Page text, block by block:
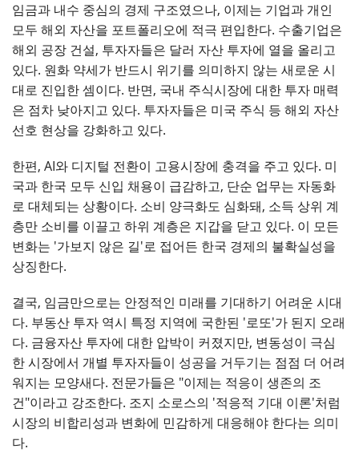
임금과 내수 중심의 경제 구조였으나, 이제는 기업과 개인
모두 해외 자산을 포트폴리오에 적극 편입한다. 수출기업은
해외 공장 건설, 투자자들은 달러 자산 투자에 열을 올리고
있다. 원화 약세가 반드시 위기를 의미하지 않는 새로운 시
대로 진입한 셈이다. 반면, 국내 주식시장에 대한 투자 매력
은 점차 낮아지고 있다. 투자자들은 미국 주식 등 해외 자산
선호 현상을 강화하고 있다.
한편, AI와 디지털 전환이 고용시장에 충격을 주고 있다. 미
국과 한국 모두 신입 채용이 급감하고, 단순 업무는 자동화
로 대체되는 상황이다. 소비 양극화도 심화돼, 소득 상위 계
층만 소비를 이끌고 하위 계층은 지갑을 닫고 있다. 이 모든
변화는 '가보지 않은 길'로 접어든 한국 경제의 불확실성을
상징한다.
결국, 임금만으로는 안정적인 미래를 기대하기 어려운 시대
다. 부동산 투자 역시 특정 지역에 국한된 '로또'가 된지 오래
다. 금융자산 투자에 대한 압박이 커졌지만, 변동성이 극심
한 시장에서 개별 투자자들이 성공을 거두기는 점점 더 어려
워지는 모양새다. 전문가들은 "이제는 적응이 생존의 조
건"이라고 강조한다. 조지 소로스의 '적응적 기대 이론'처럼
시장의 비합리성과 변화에 민감하게 대응해야 한다는 의미
다.